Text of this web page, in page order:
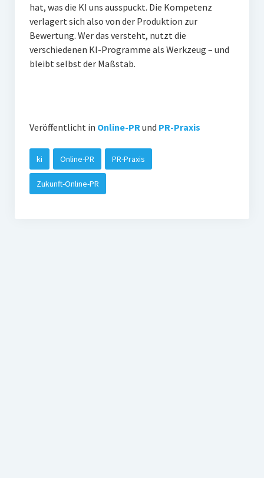
hat, was die KI uns ausspuckt. Die Kompetenz
verlagert sich also von der Produktion zur
Bewertung. Wer das versteht, nutzt die
verschiedenen KI-Programme als Werkzeug – und
bleibt selbst der Maßstab.
Veröffentlicht in Online-PRund PR-Praxis
ki Online-PR PR-Praxis
Zukunft-Online-PR